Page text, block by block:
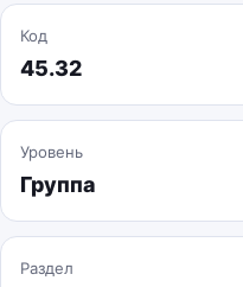
Код
45.32
Уровень
Группа
Раздел